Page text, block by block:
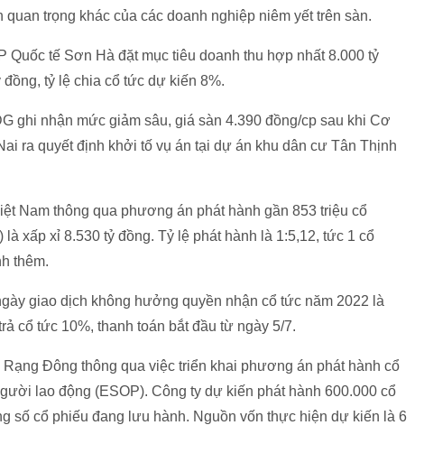
trọng khác của các doanh nghiệp niêm yết trên sàn.
tế Sơn Hà đặt mục tiêu doanh thu hợp nhất 8.000 tỷ
tỷ lệ chia cổ tức dự kiến 8%.
ghi nhận mức giảm sâu, giá sàn 4.390 đồng/cp sau khi Cơ
ra quyết định khởi tố vụ án tại dự án khu dân cư Tân Thịnh
Nam thông qua phương án phát hành gần 853 triệu cổ
xấp xỉ 8.530 tỷ đồng. Tỷ lệ phát hành là 1:5,12, tức 1 cổ
thêm.
giao dịch không hưởng quyền nhận cổ tức năm 2022 là
cổ tức 10%, thanh toán bắt đầu từ ngày 5/7.
Đông thông qua việc triển khai phương án phát hành cổ
lao động (ESOP). Công ty dự kiến phát hành 600.000 cổ
số cổ phiếu đang lưu hành. Nguồn vốn thực hiện dự kiến là 6